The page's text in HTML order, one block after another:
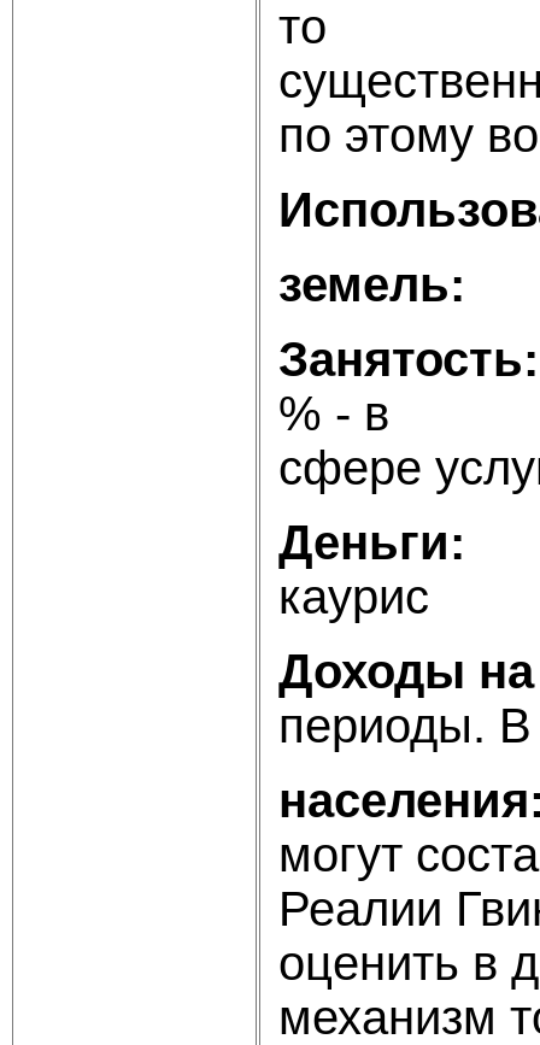
то ни
по этому
земель:
Занятость:
% -
сфере
Деньги:
каурис
периоды. В
могут
Реалии
оценить в
механизм